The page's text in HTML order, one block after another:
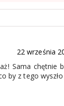
22 września
Sama chętnie
by z tego